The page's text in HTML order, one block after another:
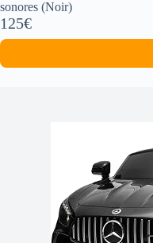
sonores (Noir)
125€